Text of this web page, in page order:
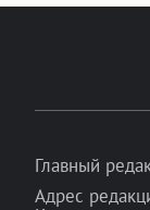
Главный
Адрес